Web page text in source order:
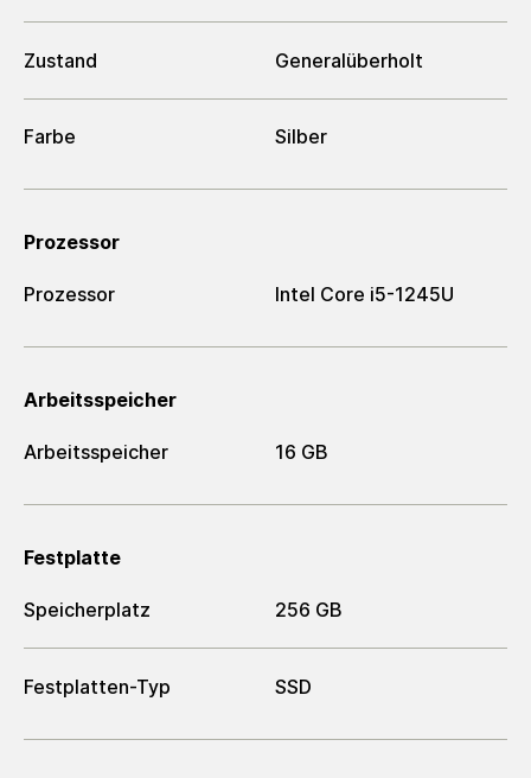
Zustand Generalüberholt
Farbe Silber
Prozessor
Prozessor Intel Core i5-1245U
Arbeitsspeicher
Arbeitsspeicher 16 GB
Festplatte
Speicherplatz 256 GB
Festplatten-Typ SSD